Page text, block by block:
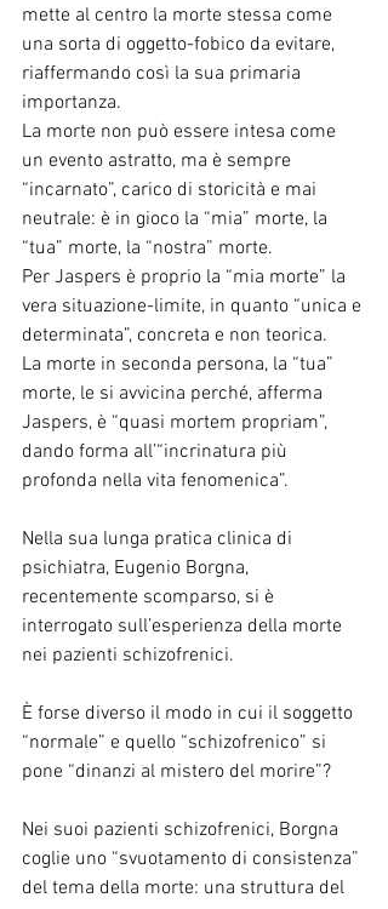
mette al centro la morte stessa come
una sorta di oggetto-fobico da evitare,
riaffermando così la sua primaria
importanza.
La morte non può essere intesa come
un evento astratto, ma è sempre
“incarnato”, carico di storicità e mai
neutrale: è in gioco la “mia” morte, la
“tua” morte, la “nostra” morte.
Per Jaspers è proprio la “mia morte” la
vera situazione-limite, in quanto “unica e
determinata”, concreta e non teorica.
La morte in seconda persona, la “tua”
morte, le si avvicina perché, afferma
Jaspers, è “quasi mortem propriam”,
dando forma all’“incrinatura più
profonda nella vita fenomenica”.
Nella sua lunga pratica clinica di
psichiatra, Eugenio Borgna,
recentemente scomparso, si è
interrogato sull’esperienza della morte
nei pazienti schizofrenici.
È forse diverso il modo in cui il soggetto
“normale” e quello “schizofrenico” si
pone “dinanzi al mistero del morire”?
Nei suoi pazienti schizofrenici, Borgna
coglie uno “svuotamento di consistenza”
del tema della morte: una struttura del